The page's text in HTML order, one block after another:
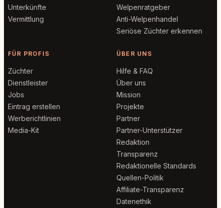
Unterkünfte
Vermittlung
Welpenratgeber
Anti-Welpenhandel
Seriöse Züchter erkennen
FÜR PROFIS
Züchter
Dienstleister
Jobs
Eintrag erstellen
Werberichtlinien
Media-Kit
ÜBER UNS
Hilfe & FAQ
Über uns
Mission
Projekte
Partner
Partner-Unterstützer
Redaktion
Transparenz
Redaktionelle Standards
Quellen-Politik
Affiliate-Transparenz
Datenethik